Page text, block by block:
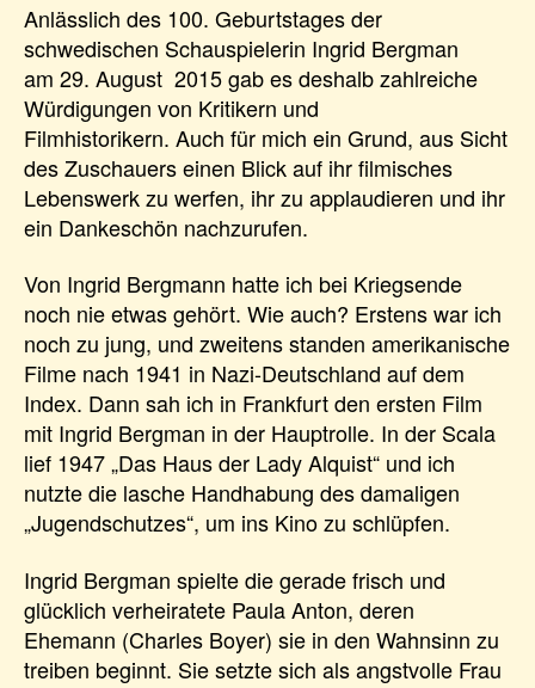
Anlässlich des 100. Geburtstages der
schwedischen Schauspielerin Ingrid Bergman
am 29. August 2015 gab es deshalb zahlreiche
Würdigungen von Kritikern und
Filmhistorikern. Auch für mich ein Grund, aus Sicht
des Zuschauers einen Blick auf ihr filmisches
Lebenswerk zu werfen, ihr zu applaudieren und ihr
ein Dankeschön nachzurufen.
Von Ingrid Bergmann hatte ich bei Kriegsende
noch nie etwas gehört. Wie auch? Erstens war ich
noch zu jung, und zweitens standen amerikanische
Filme nach 1941 in Nazi-Deutschland auf dem
Index. Dann sah ich in Frankfurt den ersten Film
mit Ingrid Bergman in der Hauptrolle. In der Scala
lief 1947 „Das Haus der Lady Alquist“ und ich
nutzte die lasche Handhabung des damaligen
„Jugendschutzes“, um ins Kino zu schlüpfen.
Ingrid Bergman spielte die gerade frisch und
glücklich verheiratete Paula Anton, deren
Ehemann (Charles Boyer) sie in den Wahnsinn zu
treiben beginnt. Sie setzte sich als angstvolle Frau